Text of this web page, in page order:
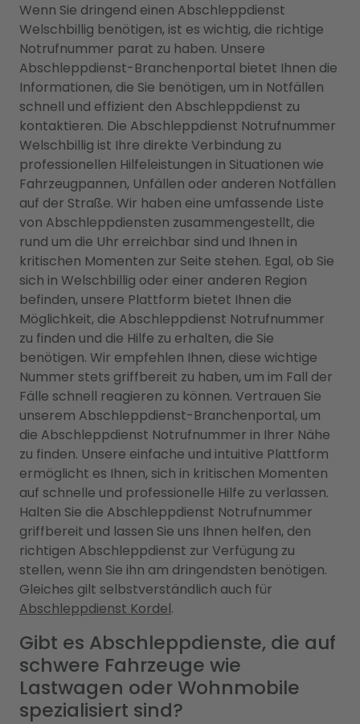
Wenn Sie dringend einen Abschleppdienst
Welschbillig benötigen, ist es wichtig, die richtige
Notrufnummer parat zu haben. Unsere
Abschleppdienst-Branchenportal bietet Ihnen die
Informationen, die Sie benötigen, um in Notfällen
schnell und effizient den Abschleppdienst zu
kontaktieren. Die Abschleppdienst Notrufnummer
Welschbillig ist Ihre direkte Verbindung zu
professionellen Hilfeleistungen in Situationen wie
Fahrzeugpannen, Unfällen oder anderen Notfällen
auf der Straße. Wir haben eine umfassende Liste
von Abschleppdiensten zusammengestellt, die
rund um die Uhr erreichbar sind und Ihnen in
kritischen Momenten zur Seite stehen. Egal, ob Sie
sich in Welschbillig oder einer anderen Region
befinden, unsere Plattform bietet Ihnen die
Möglichkeit, die Abschleppdienst Notrufnummer
zu finden und die Hilfe zu erhalten, die Sie
benötigen. Wir empfehlen Ihnen, diese wichtige
Nummer stets griffbereit zu haben, um im Fall der
Fälle schnell reagieren zu können. Vertrauen Sie
unserem Abschleppdienst-Branchenportal, um
die Abschleppdienst Notrufnummer in Ihrer Nähe
zu finden. Unsere einfache und intuitive Plattform
ermöglicht es Ihnen, sich in kritischen Momenten
auf schnelle und professionelle Hilfe zu verlassen.
Halten Sie die Abschleppdienst Notrufnummer
griffbereit und lassen Sie uns Ihnen helfen, den
richtigen Abschleppdienst zur Verfügung zu
stellen, wenn Sie ihn am dringendsten benötigen.
Gleiches gilt selbstverständlich auch für
Abschleppdienst Kordel.
Gibt es Abschleppdienste, die auf
schwere Fahrzeuge wie
Lastwagen oder Wohnmobile
spezialisiert sind?